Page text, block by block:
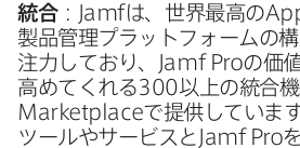
統合： Jamfは、​世界最高の
製品管理プラットフォームの​
注力しており、
Jamf Proの​価
高めてくれる300以上の​統合
Marketplaceで​提供していま
ツールや​サービスと Jamf Pro